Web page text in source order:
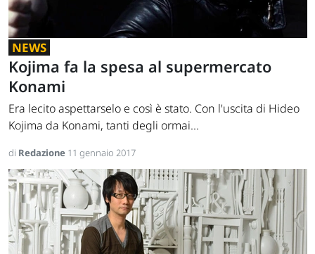
NEWS
Kojima fa la spesa al supermercato
Konami
Era lecito aspettarselo e così è stato. Con l'uscita di Hideo
Kojima da Konami, tanti degli ormai...
di Redazione 11 gennaio 2017